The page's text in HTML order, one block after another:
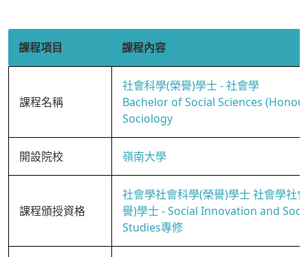
課程項目 課程內容
課程名稱
社會科學(榮譽)學士 - 社會學
Bachelor of Social Sciences
Sociology
開設院校 嶺南大學
課程頒授資格
社會學社會科學(榮譽)學士 社會學社
譽)學士 - Social Innovation and
Studies專修